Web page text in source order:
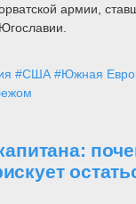
армии,
#США #Южная